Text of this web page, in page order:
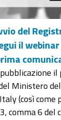
del
il webinar
pubblicazione
Ministero
(così come
comma 6 del